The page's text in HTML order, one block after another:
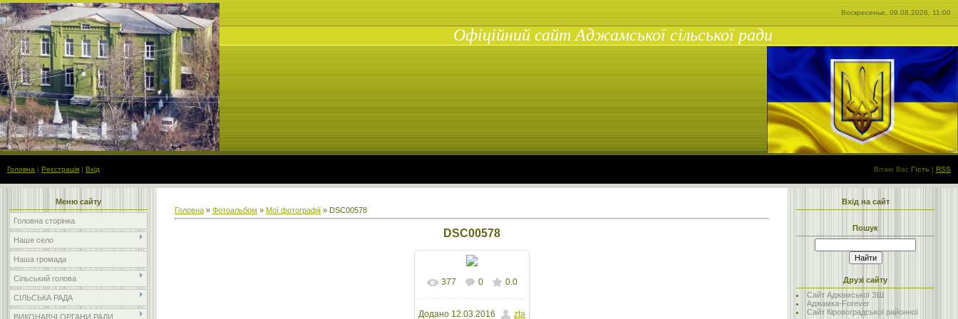
Воскресенье, 09.08.2026, 11:00
Офіційний сайт Аджамської сільської ради
Головна | Реєстрація | Вхід Вітаю Вас Гість | RSS
Меню сайту
Головна сторінка
Наше село
Наша громада
Сільський голова
СІЛЬСЬКА РАДА
ВИКОНАВЧІ ОРГАНИ РАДИ
Головна » Фотоальбом » Мої фотографії » DSC00578
DSC00578
У реальному
377 0 0.0
Додано 12.03.2016 zta
Вхід на сайт
Пошук
Друзі сайту
Сайт Аджамської ЗШ
Аджамка-Forever
Сайт Кіровоградської районної